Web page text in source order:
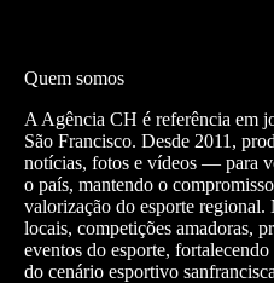
Quem somos
A Agência CH é referência em
São Francisco. Desde 2011,
notícias, fotos e vídeos — para
o país, mantendo o
valorização do esporte regional.
locais, competições amadoras,
eventos do esporte,
do cenário esportivo